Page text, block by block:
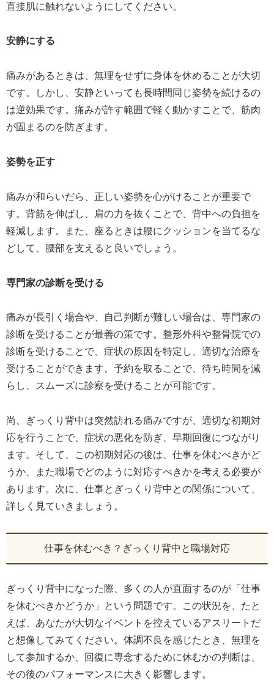
直接肌に触れないようにしてください。
安静にする
痛みがあるときは、無理をせずに身体を休めることが大切
です。しかし、安静といっても長時間同じ姿勢を続けるの
は逆効果です。痛みが許す範囲で軽く動かすことで、筋肉
が固まるのを防ぎます。
姿勢を正す
痛みが和らいだら、正しい姿勢を心がけることが重要で
す。背筋を伸ばし、肩の力を抜くことで、背中への負担を
軽減します。また、座るときは腰にクッションを当てるな
どして、腰部を支えると良いでしょう。
専門家の診断を受ける
痛みが長引く場合や、自己判断が難しい場合は、専門家の
診断を受けることが最善の策です。整形外科や整骨院での
診断を受けることで、症状の原因を特定し、適切な治療を
受けることができます。予約を取ることで、待ち時間を減
らし、スムーズに診察を受けることが可能です。
尚、ぎっくり背中は突然訪れる痛みですが、適切な初期対
応を行うことで、症状の悪化を防ぎ、早期回復につながり
ます。そして、この初期対応の後は、仕事を休むべきかど
うか、また職場でどのように対応すべきかを考える必要が
あります。次に、仕事とぎっくり背中との関係について、
詳しく見ていきましょう。
仕事を休むべき？ぎっくり背中と職場対応
ぎっくり背中になった際、多くの人が直面するのが「仕事
を休むべきかどうか」という問題です。この状況を、たと
えば、あなたが大切なイベントを控えているアスリートだ
と想像してみてください。体調不良を感じたとき、無理を
して参加するか、回復に専念するために休むかの判断は、
その後のパフォーマンスに大きく影響します。